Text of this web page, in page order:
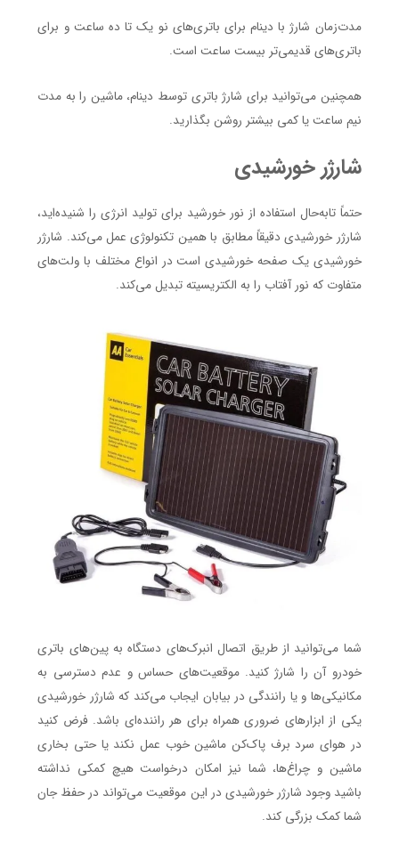
مدت‌زمان شارژ با دینام برای باتری‌های نو یک تا ده ساعت و برای
باتری‌های قدیمی‌تر بیست ساعت است.
همچنین می‌توانید برای شارژ باتری توسط دینام، ماشین را به مدت
نیم ساعت یا کمی بیشتر روشن بگذارید.
شارژر خورشیدی
حتماً تابه‌حال استفاده از نور خورشید برای تولید انرژی را شنیده‌اید،
شارژر خورشیدی دقیقاً مطابق با همین تکنولوژی عمل می‌کند. شارژر
خورشیدی یک صفحه خورشیدی است در انواع مختلف با ولت‌های
متفاوت که نور آفتاب را به الکتریسیته تبدیل می‌کند.
شما می‌توانید از طریق اتصال انبرک‌های دستگاه به پین‌های باتری
خودرو آن را شارژ کنید. موقعیت‌های حساس و عدم دسترسی به
مکانیکی‌ها و یا رانندگی در بیابان ایجاب می‌کند که شارژر خورشیدی
یکی از ابزارهای ضروری همراه برای هر راننده‌ای باشد. فرض کنید
در هوای سرد برف پاک‌کن ماشین خوب عمل نکند یا حتی بخاری
ماشین و چراغ‌ها، شما نیز امکان درخواست هیچ کمکی نداشته
باشید وجود شارژر خورشیدی در این موقعیت می‌تواند در حفظ جان
شما کمک بزرگی کند.